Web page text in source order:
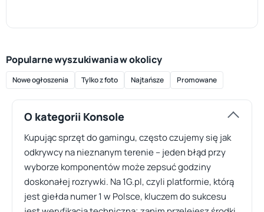
Popularne wyszukiwania w okolicy
Nowe ogłoszenia Tylko z foto Najtańsze Promowane
O kategorii Konsole
Kupując sprzęt do gamingu, często czujemy się jak
odkrywcy na nieznanym terenie – jeden błąd przy
wyborze komponentów może zepsuć godziny
doskonałej rozrywki. Na 1G.pl, czyli platformie, którą
jest giełda numer 1 w Polsce, kluczem do sukcesu